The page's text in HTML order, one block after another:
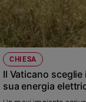
Sport
Interviste
Papa
Papa
Chiesa
CHIESA
Il Vaticano
sua energia